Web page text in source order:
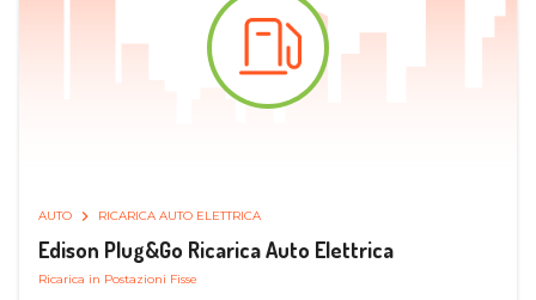
AUTO RICARICA AUTO ELETTRICA
Edison Plug&Go Ricarica Auto Elettrica
Ricarica in Postazioni Fisse